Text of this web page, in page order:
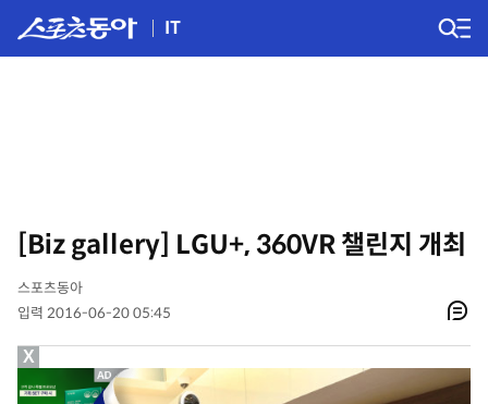
IT
[Biz gallery] LGU+, 360VR 챌린지 개최
스포츠동아
입력 2016-06-20 05:45
X